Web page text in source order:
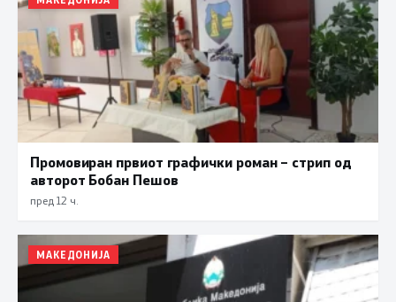
Промовиран првиот графички роман – стрип од
авторот Бобан Пешов
пред 12 ч.
МАКЕДОНИЈА